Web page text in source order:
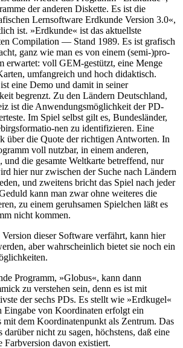
der anderen Diskette. Es ist die
Lernsoftware Erdkunde Version 3.0«,
ist. »Erdkunde« ist das aktuellste
Compilation — Stand 1989. Es ist grafisch
ganz wie man es von einem (semi-)pro-
erwartet: voll GEM-gestützt, eine Menge
umfangreich und hoch didaktisch.
eine Demo und damit in seiner
begrenzt. Zu den Ländern Deutschland,
ist die Anwendungsmöglichkeit der PD-
Im Spiel selbst gilt es, Bundesländer,
nen zu identifizieren. Eine
über die Quote der richtigen Antworten. In
voll nutzbar, in einem anderen,
die gesamte Weltkarte betreffend, nur
hier nur zwischen der Suche nach Ländern
und zweitens bricht das Spiel nach jeder
kann man zwar ohne weiteres die
zu einem geruhsamen Spielchen läßt es
nicht kommen.
dieser Software verfährt, kann hier
aber wahrscheinlich bietet sie noch ein
Programm, »Globus«, kann dann
zu verstehen sein, denn es ist mit
der sechs PDs. Es stellt wie »Erdkugel«
Eingabe von Koordinaten erfolgt ein
mit dem Koordinatenpunkt als Zentrum. Das
darüber nicht zu sagen, höchstens, daß eine
Farbversion davon existiert.